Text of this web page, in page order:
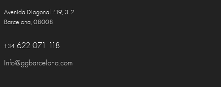
Avenida Diagonal 419, 3-2
Barcelona, 08008
+34 622 071 118
Info@ggbarcelona.com